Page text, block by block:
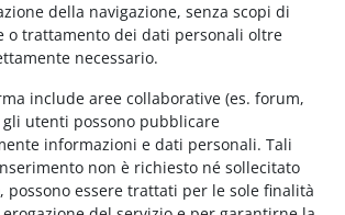
della navigazione, senza scopi di
o trattamento dei dati personali oltre
necessario.
include aree collaborative (es. forum,
utenti possono pubblicare
informazioni e dati personali. Tali
non è richiesto né sollecitato
possono essere trattati per le sole finalità